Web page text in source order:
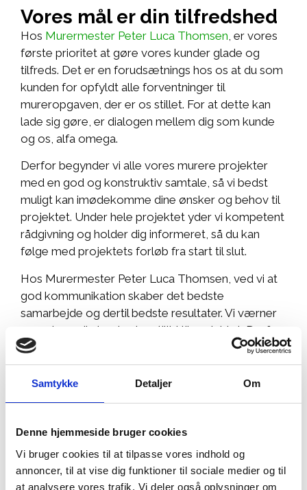
Samtykke Detaljer Om
Denne hjemmeside bruger cookies
Vi bruger cookies til at tilpasse vores indhold og
annoncer, til at vise dig funktioner til sociale medier og til
at analysere vores trafik. Vi deler også oplysninger om
Vores mål er din tilfredshed
Hos Murermester Peter Luca Thomsen , er vores
første prioritet at gøre vores kunder glade og
tilfreds. Det er en forudsætnings hos os at du som
kunden for opfyldt alle forventninger til
mureropgaven, der er os stillet. For at dette kan
lade sig gøre, er dialogen mellem dig som kunde
og os, alfa omega.
Derfor begynder vi alle vores murere projekter
med en god og konstruktiv samtale, så vi bedst
muligt kan imødekomme dine ønsker og behov til
projektet. Under hele projektet yder vi kompetent
rådgivning og holder dig informeret, så du kan
følge med projektets forløb fra start til slut.
Hos Murermester Peter Luca Thomsen, ved vi at
god kommunikation skaber det bedste
samarbejde og dertil bedste resultater. Vi værner
meget om din tryghed og tillid til projektet. Derfor
sørger vi for at der ikke kommer nogle
ubehagelige overraskelser på fakturaen og sørger
altid for at bliver færdig til den aftale tid.